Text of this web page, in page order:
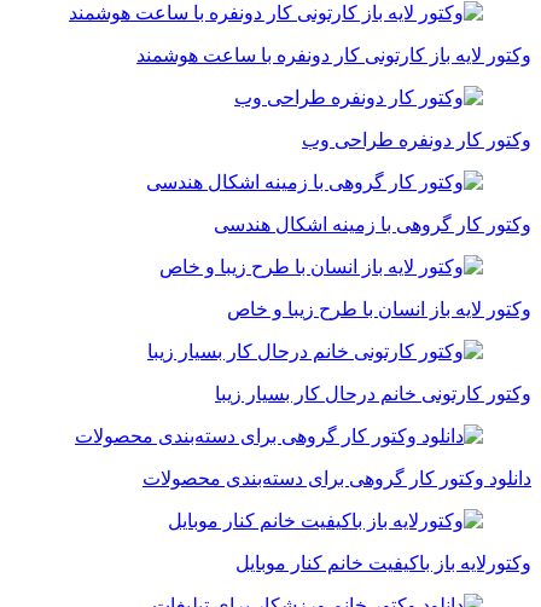
وکتور لایه باز کارتونی کار دونفره با ساعت هوشمند
وکتور کار دونفره طراحی وب
وکتور کار گروهی با زمینه اشکال هندسی
وکتور لایه باز انسان با طرح زیبا و خاص
وکتور کارتونی خانم درحال کار بسیار زیبا
دانلود وکتور کار گروهی برای دسته‌بندی محصولات
وکتور‌لایه باز باکیفیت خانم کنار موبایل